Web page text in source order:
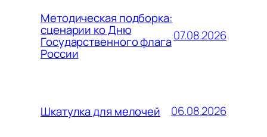
Методическая подборка:
сценарии ко Дню
Государственного флага
России
07.08.2026
Шкатулка для мелочей 06.08.2026